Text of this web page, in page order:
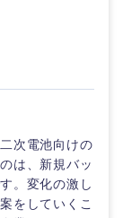
次電池向けの
は、新規バッ
。変化の激し
をしていくこ